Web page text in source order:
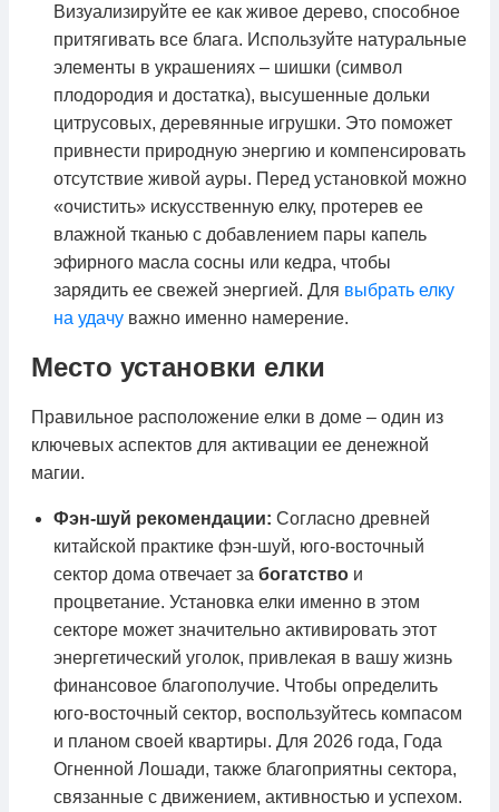
Визуализируйте ее как живое дерево, способное
притягивать все блага. Используйте натуральные
элементы в украшениях – шишки (символ
плодородия и достатка), высушенные дольки
цитрусовых, деревянные игрушки. Это поможет
привнести природную энергию и компенсировать
отсутствие живой ауры. Перед установкой можно
«очистить» искусственную елку, протерев ее
влажной тканью с добавлением пары капель
эфирного масла сосны или кедра, чтобы
зарядить ее свежей энергией. Для выбрать елку
на удачу важно именно намерение.
Место установки елки
Правильное расположение елки в доме – один из
ключевых аспектов для активации ее денежной
магии.
Фэн-шуй рекомендации: Согласно древней
китайской практике фэн-шуй, юго-восточный
сектор дома отвечает за богатство и
процветание. Установка елки именно в этом
секторе может значительно активировать этот
энергетический уголок, привлекая в вашу жизнь
финансовое благополучие. Чтобы определить
юго-восточный сектор, воспользуйтесь компасом
и планом своей квартиры. Для 2026 года, Года
Огненной Лошади, также благоприятны сектора,
связанные с движением, активностью и успехом.